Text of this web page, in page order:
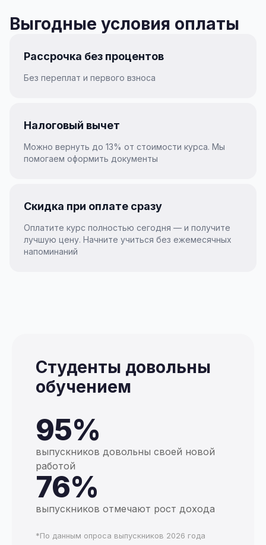
Выгодные условия оплаты
Рассрочка без процентов
Без переплат и первого взноса
Налоговый вычет
Можно вернуть до 13% от стоимости курса. Мы
помогаем оформить документы
Скидка при оплате сразу
Оплатите курс полностью сегодня — и получите
лучшую цену. Начните учиться без ежемесячных
напоминаний
Студенты довольны
обучением
95%
выпускников довольны своей новой
работой
76%
выпускников отмечают рост дохода
*По данным опроса выпускников 2026 года